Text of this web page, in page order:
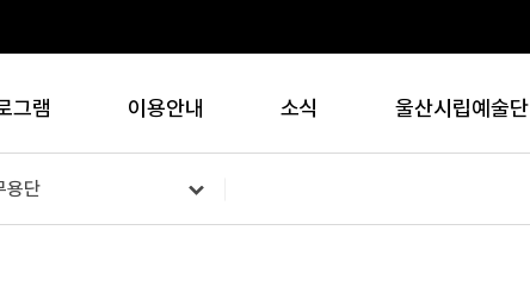
그램 이용안내 소식 울산시립예술단
용단